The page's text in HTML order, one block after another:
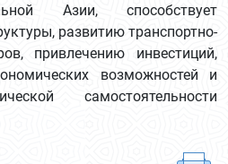
Азии, способствует
развитию транспортно-
привлечению инвестиций,
возможностей и
самостоятельности